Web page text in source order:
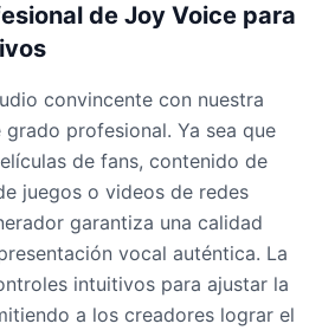
de Joy Voice para
convincente con nuestra
profesional. Ya sea que
de fans, contenido de
juegos o videos de redes
garantiza una calidad
vocal auténtica. La
intuitivos para ajustar la
a los creadores lograr el